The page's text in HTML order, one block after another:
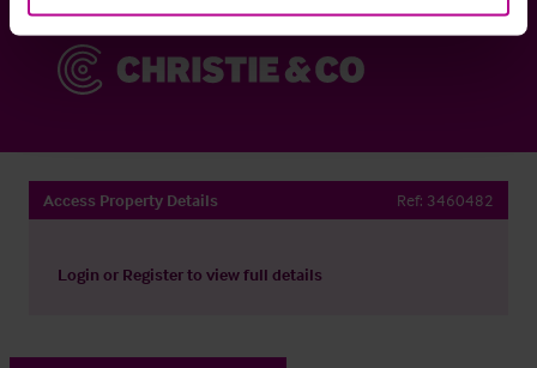
Access Property Details Ref: 3460482
Login or Registerto view full details